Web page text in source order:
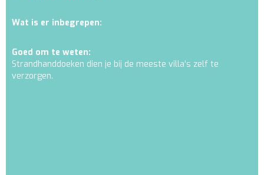
Wat is er inbegrepen:
Goed om te weten:
Strandhanddoeken dien je bij de meeste villa's zelf te
verzorgen.